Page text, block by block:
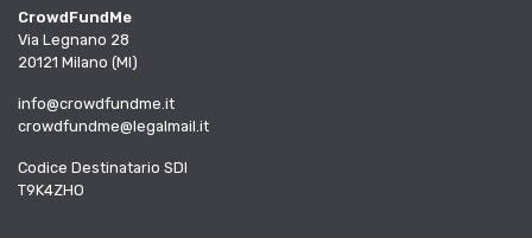
CrowdFundMe
Via Legnano 28
20121 Milano (MI)
info@crowdfundme.it
crowdfundme@legalmail.it
Codice Destinatario SDI
T9K4ZHO